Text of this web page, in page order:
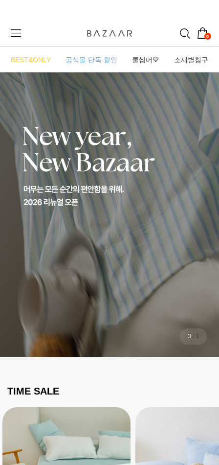
0
BEST&ONLY 공식몰 단독 할인 쿨썸머💙 소재별침구
1 / 3
TIME SALE